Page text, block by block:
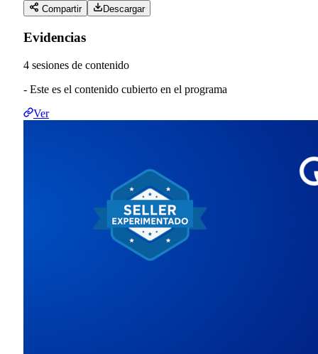
Compartir Descargar
Evidencias
4 sesiones de contenido
- Este es el contenido cubierto en el programa
Ver